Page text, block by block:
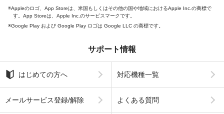
Appleのロゴ、App Storeは、米国もしくはその他の国や地域におけるApple Inc.の商標で
す。App Storeは、Apple Inc.のサービスマークです。
Google Play および Google Play ロゴは Google LLC の商標です。
サポート情報
はじめての方へ 対応機種一覧
メールサービス登録/解除 よくある質問